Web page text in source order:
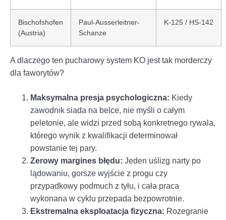
Bischofshofen
(Austria)
Paul-Ausserleitner-
Schanze
K-125 / HS-142
A dlaczego ten pucharowy system KO jest tak morderczy
dla faworytów?
Maksymalna presja psychologiczna: Kiedy
zawodnik siada na belce, nie myśli o całym
peletonie, ale widzi przed sobą konkretnego rywala,
którego wynik z kwalifikacji determinował
powstanie tej pary.
Zerowy margines błędu: Jeden uślizg narty po
lądowaniu, gorsze wyjście z progu czy
przypadkowy podmuch z tyłu, i cała praca
wykonana w cyklu przepada bezpowrotnie.
Ekstremalna eksploatacja fizyczna: Rozegranie